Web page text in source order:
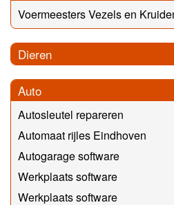
Voermeesters Vezels en
Dieren
Auto
Autosleutel repareren
Automaat rijles Eindhoven
Autogarage software
Werkplaats software
Werkplaats software